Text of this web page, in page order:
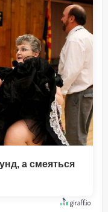
а смеяться